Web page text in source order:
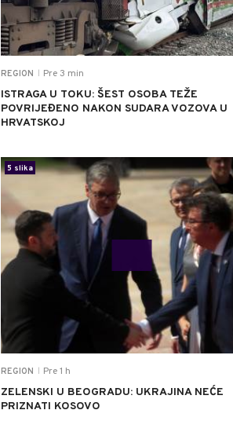
REGION Pre 3 min
ISTRAGA U TOKU: ŠEST OSOBA TEŽE
POVRIJEĐENO NAKON SUDARA VOZOVA U
HRVATSKOJ
REGION Pre 1 h
ZELENSKI U BEOGRADU: UKRAJINA NEĆE
PRIZNATI KOSOVO
5 slika